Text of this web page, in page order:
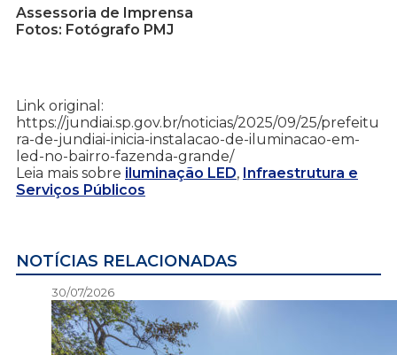
Assessoria de Imprensa
Fotos: Fotógrafo PMJ
Link original:
https://jundiai.sp.gov.br/noticias/2025/09/25/prefeitu
ra-de-jundiai-inicia-instalacao-de-iluminacao-em-
led-no-bairro-fazenda-grande/
Leia mais sobre iluminação LED, Infraestrutura e
Serviços Públicos
NOTÍCIAS RELACIONADAS
30/07/2026